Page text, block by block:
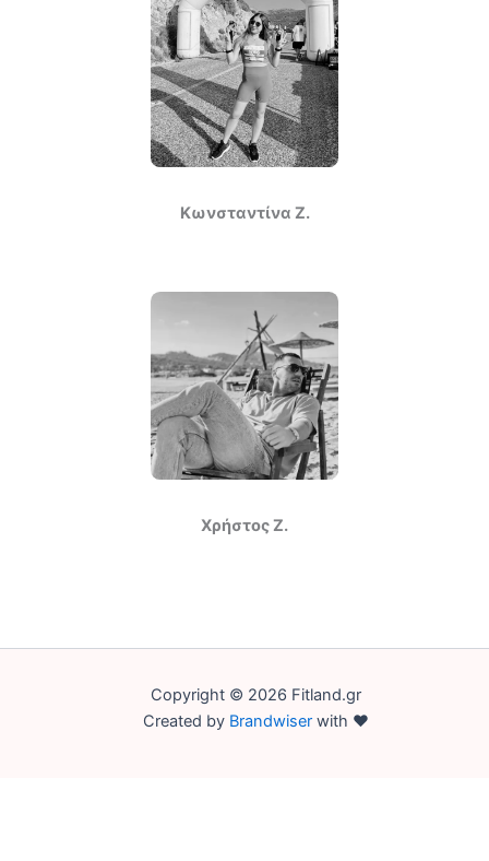
Κωνσταντίνα Ζ.
Χρήστος Ζ.
Copyright © 2026 Fitland.gr
Created by Brandwiserwith ♥